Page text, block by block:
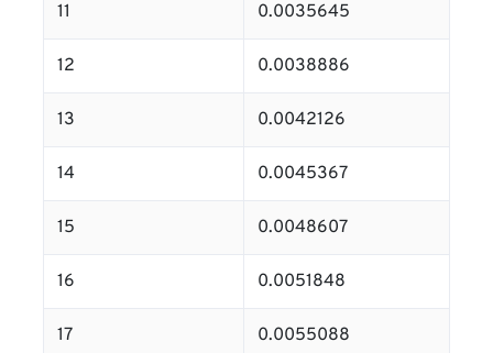
11 0.0035645
12 0.0038886
13 0.0042126
14 0.0045367
15 0.0048607
16 0.0051848
17 0.0055088